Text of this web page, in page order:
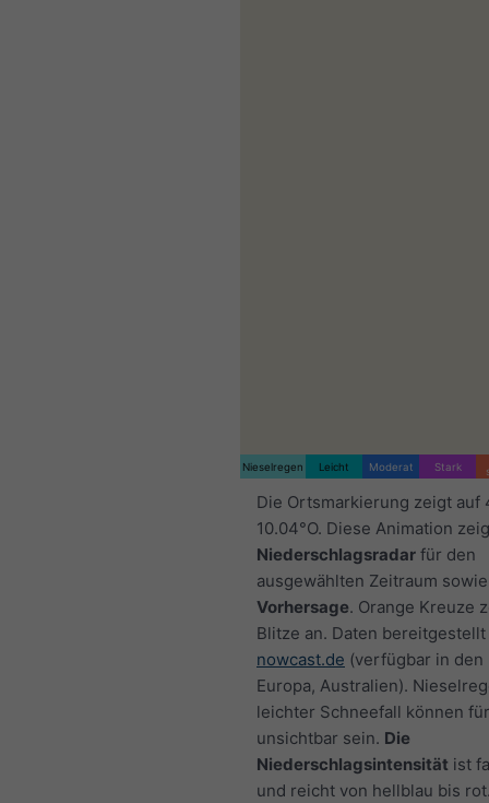
Nieselregen Leicht Moderat Stark
Die Ortsmarkierung zeigt auf
10.04°O. Diese Animation
Niederschlagsradar für den
ausgewählten Zeitraum
Vorhersage. Orange Kreuze
Blitze an. Daten
nowcast.de (verfügbar in den
Europa, Australien).
leichter Schneefall können
unsichtbar sein. Die
Niederschlagsintensität ist
und reicht von hellblau bis